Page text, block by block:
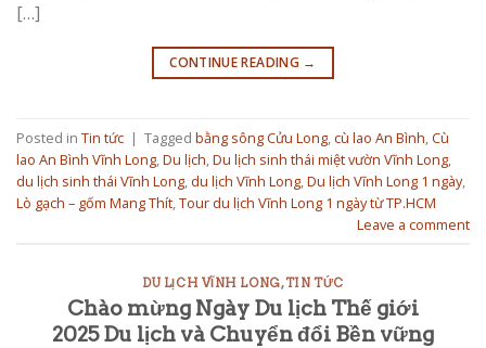
[…]
CONTINUE READING →
Posted in Tin tức | Tagged bằng sông Cửu Long cù lao An Bình Cù
lao An Bình Vĩnh Long Du lịch Du lịch sinh thái miệt vườn Vĩnh Long
du lịch sinh thái Vĩnh Long du lịch Vĩnh Long Du lịch Vĩnh Long 1 ngày,
Lò gạch – gốm Mang Thít Tour du lịch Vĩnh Long 1 ngày từ TP.HCM
Leave a comment
DU LỊCH VĨNH LONG,TIN TỨC
Chào mừng Ngày Du lịch Thế giới
2025 Du lịch và Chuyển đổi Bền vững